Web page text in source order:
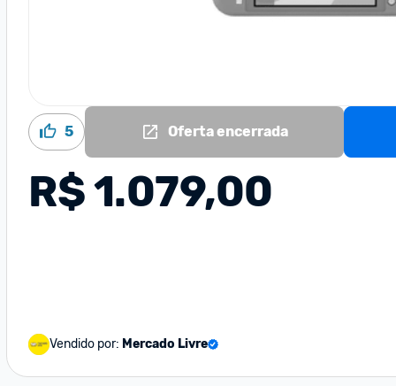
5 Oferta encerrada
R$ 1.079,00
Vendido por: Mercado Livre